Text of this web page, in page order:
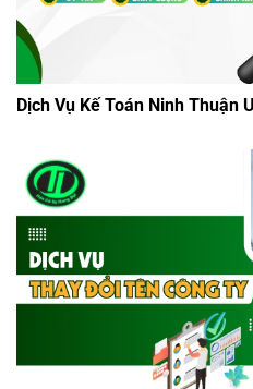
Dịch Vụ Kế Toán Ninh Thuận